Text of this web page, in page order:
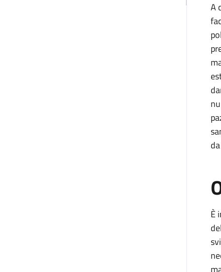
A
È